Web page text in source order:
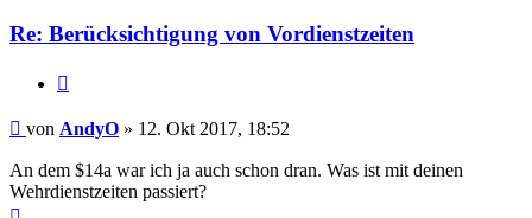
Re: Berücksichtigung von Vordienstzeiten
Beitrag
von AndyO » 12. Okt 2017, 18:52
An dem $14a war ich ja auch schon dran. Was ist mit deinen
Wehrdienstzeiten passiert?